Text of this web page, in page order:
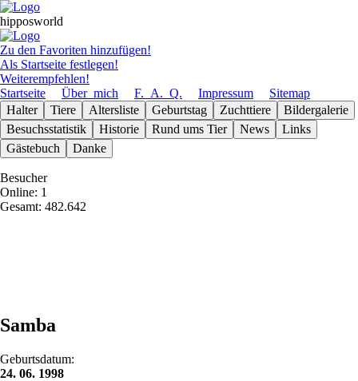
hipposworld
Zu den Favoriten hinzufügen!
Als Startseite festlegen!
Weiterempfehlen!
Startseite
Über_mich F._A._Q. Impressum
Sitemap
Halter
Tiere Altersliste Geburts­tag Zuchttiere
Bilder­galerie
Besuchs­statistik
Historie Rund ums Tier News
Links
Gäste­buch
Danke
Besucher
Online: 1
Gesamt: 482.642
Samba
Geburtsdatum:
24. 06. 1998